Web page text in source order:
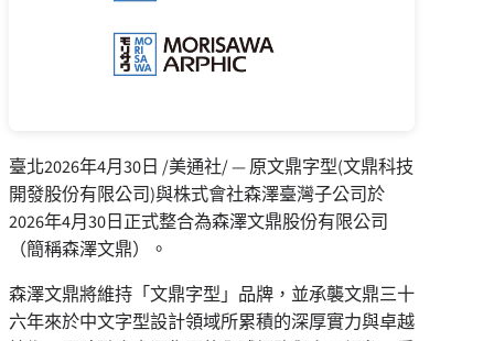
臺北2026年4月30日 /美通社/ — 原文鼎字型(文鼎科技
開發股份有限公司)與株式會社森澤臺灣子公司於
2026年4月30日正式整合為森澤文鼎股份有限公司
（簡稱森澤文鼎）。
森澤文鼎將維持「文鼎字型」品牌，並承襲文鼎三十
六年來於中文字型設計領域所累積的深厚實力與卓越